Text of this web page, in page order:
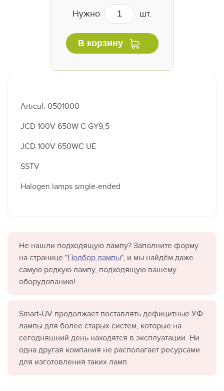
Нужно шт.
В корзину
Articul: 0501000
JCD 100V 650W C GY9,5
JCD 100V 650WC UE
SSTV
Halogen lamps single-ended
Не нашли подходящую лампу? Заполните форму
на странице "Подбор лампы", и мы найдём даже
самую редкую лампу, подходящую вашему
оборудованию!
Smart-UV продолжает поставлять дефицитные УФ
лампы для более старых систем, которые на
сегодняшний день находятся в эксплуатации. Ни
одна другая компания не располагает ресурсами
для изготовления таких ламп.